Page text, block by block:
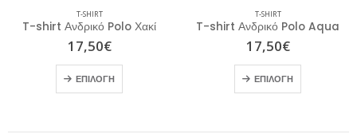
T-SHIRT
T-shirt Ανδρικό Polo Χακί
17,50€
ΕΠΙΛΟΓΉ
T-SHIRT
T-shirt Ανδρικό Polo Aqua
17,50€
ΕΠΙΛΟΓΉ